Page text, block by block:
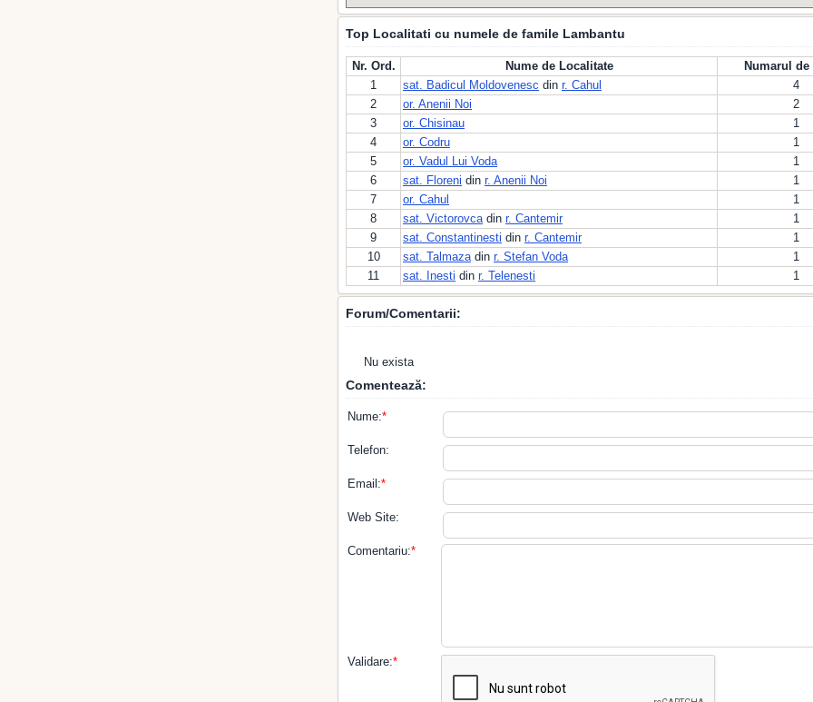
Top Localitati cu numele de famile Lambantu
Nr. Ord. Nume de Localitate
Numarul
1
sat. Badicul Moldovenesc din r. Cahul
4
2
or. Anenii Noi
2
3
or. Chisinau
1
4
or. Codru
1
5
or. Vadul Lui Voda
1
6
sat. Floreni din r. Anenii Noi
1
7
or. Cahul
1
8
sat. Victorovcadin r. Cantemir
1
9
sat. Constantinesti din r. Cantemir
1
10
sat. Talmazadin r. Stefan Voda
1
11
sat. Inesti din r. Telenesti 1
Forum/Comentarii:
Nu exista
Comentează:
Nume:*
Telefon:
Email:*
Web Site:
Comentariu:*
Validare:*